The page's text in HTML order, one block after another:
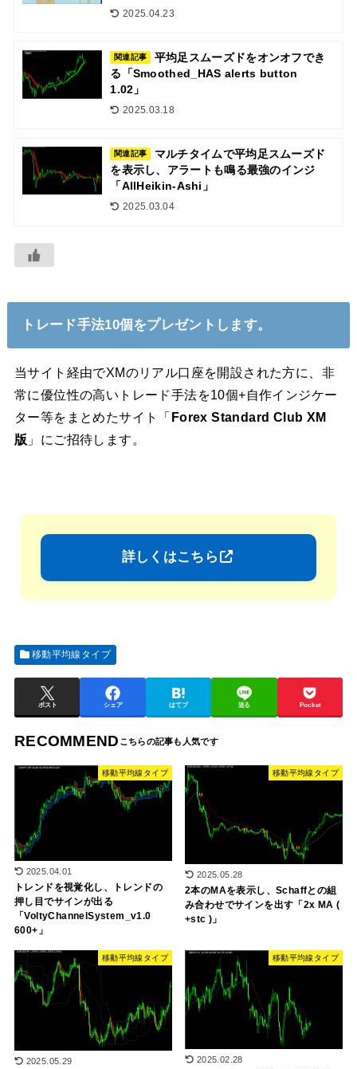
2025.04.23
関連記事
平均足スムーズドをオンオフでき
る「Smoothed_HAS alerts button
1.02」
2025.03.18
関連記事
マルチタイムで平均足スムーズド
を表示し、アラートも鳴る最強のインジ
「AllHeikin-Ashi」
2025.03.04
トレード手法10個をプレゼントします。
当サイト経由でXMのリアル口座を開設された方に、非
常に優位性の高いトレード手法を10個+自作インジケー
ター等をまとめたサイト「 Forex Standard Club XM
版 」にご招待します。
詳しくはこちら
移動平均線タイプ
ポスト シェア はてブ 送る Pocket
RECOMMEND
移動平均線タイプ
2025.04.01
トレンドを視覚化し、トレンドの
押し目でサインが出る
「VoltyChannelSystem_v1.0
600+」
移動平均線タイプ
2025.05.28
2本のMAを表示し、Schaffとの組
み合わせでサインを出す「2x MA (
+stc )」
移動平均線タイプ
2025.05.29
移動平均線タイプ
2025.02.28